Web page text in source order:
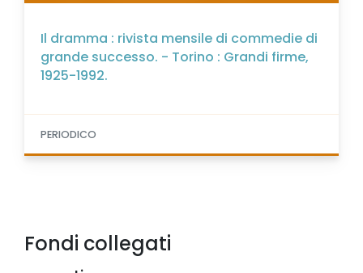
Il dramma : rivista mensile di commedie di
grande successo. - Torino : Grandi firme,
1925-1992.
PERIODICO
Fondi collegati